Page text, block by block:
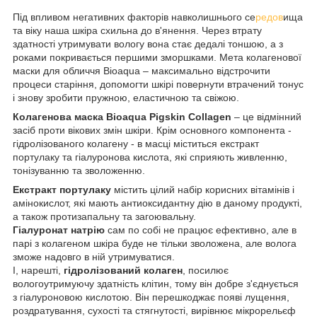
Під впливом негативних факторів навколишнього середовища
та віку наша шкіра схильна до в'янення. Через втрату
здатності утримувати вологу вона стає дедалі тоншою, а з
роками покривається першими зморшками. Мета колагенової
маски для обличчя Bioaqua – максимально відстрочити
процеси старіння, допомогти шкірі повернути втрачений тонус
і знову зробити пружною, еластичною та свіжою.
Колагенова маска Bioaqua Pigskin Collagen – це відмінний
засіб проти вікових змін шкіри. Крім основного компонента -
гідролізованого колагену - в масці міститься екстракт
портулаку та гіалуронова кислота, які сприяють живленню,
тонізуванню та зволоженню.
Екстракт портулаку містить цілий набір корисних вітамінів і
амінокислот, які мають антиоксидантну дію в даному продукті,
а також протизапальну та загоювальну.
Гіалуронат натрію сам по собі не працює ефективно, але в
парі з колагеном шкіра буде не тільки зволожена, але волога
зможе надовго в ній утримуватися.
І, нарешті, гідролізований колаген , посилює
вологоутримуючу здатність клітин, тому він добре з'єднується
з гіалуроновою кислотою. Він перешкоджає появі лущення,
роздратування, сухості та стягнутості, вирівнює мікрорельєф